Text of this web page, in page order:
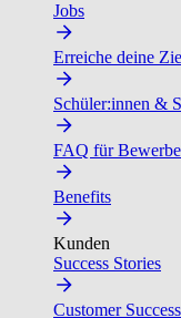
Jobs
Erreiche deine
Schüler:innen &
FAQ für
Benefits
Kunden
Success Stories
Customer